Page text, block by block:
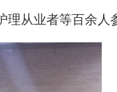
从业者等百余人